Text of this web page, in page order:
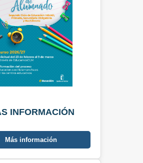
INFORMACIÓN
Más información